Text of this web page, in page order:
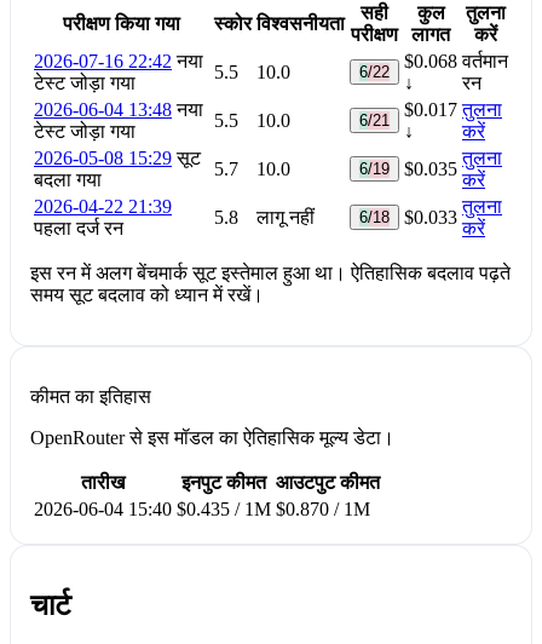
परीक्षण किया गया स्कोर विश्वसनीयता
सही
परीक्षण
कुल
लागत
तुलना
करें
2026-07-16 22:42 नया
टेस्ट जोड़ा गया
5.5 10.0 6/22
$0.068
↓
वर्तमान
रन
2026-06-04 13:48 नया
टेस्ट जोड़ा गया
5.5 10.0 6/21
$0.017
↓
तुलना
करें
2026-05-08 15:29 सूट
बदला गया
5.7 10.0 6/19 $0.035
तुलना
करें
2026-04-22 21:39
पहला दर्ज रन
5.8 लागू नहीं 6/18 $0.033
तुलना
करें
इस रन में अलग बेंचमार्क सूट इस्तेमाल हुआ था। ऐतिहासिक बदलाव पढ़ते
समय सूट बदलाव को ध्यान में रखें।
कीमत का इतिहास
OpenRouter से इस मॉडल का ऐतिहासिक मूल्य डेटा।
तारीख इनपुट कीमत आउटपुट कीमत
2026-06-04 15:40 $0.435 / 1M $0.870 / 1M
चार्ट